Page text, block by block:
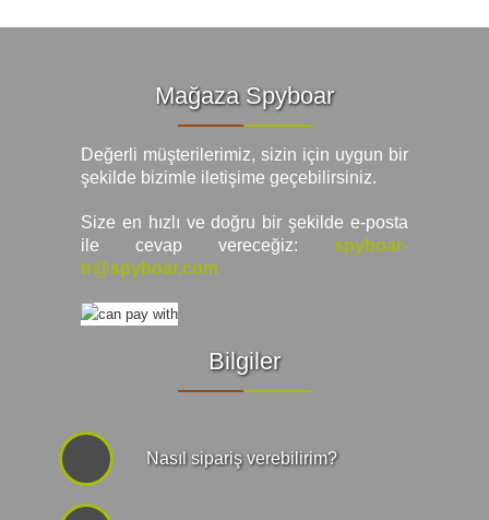
Mağaza Spyboar
Değerli müşterilerimiz, sizin için uygun bir
şekilde bizimle iletişime geçebilirsiniz.
Size en hızlı ve doğru bir şekilde e-posta
ile cevap vereceğiz:
spyboar-
tr@spyboar.com
Bilgiler
Nasıl sipariş verebilirim?